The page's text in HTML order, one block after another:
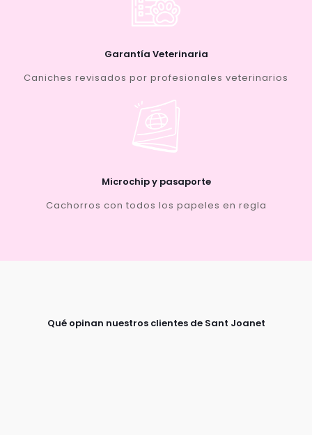
Garantía Veterinaria
Caniches revisados por profesionales veterinarios
Microchip y pasaporte
Cachorros con todos los papeles en regla
Qué opinan nuestros clientes de Sant Joanet